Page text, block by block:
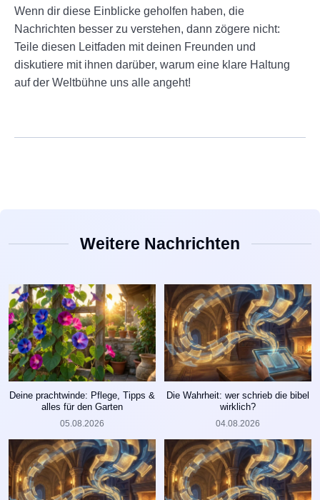
Wenn dir diese Einblicke geholfen haben, die
Nachrichten besser zu verstehen, dann zögere nicht:
Teile diesen Leitfaden mit deinen Freunden und
diskutiere mit ihnen darüber, warum eine klare Haltung
auf der Weltbühne uns alle angeht!
Weitere Nachrichten
Deine prachtwinde: Pflege, Tipps &
alles für den Garten
05.08.2026
Die Wahrheit: wer schrieb die bibel
wirklich?
04.08.2026